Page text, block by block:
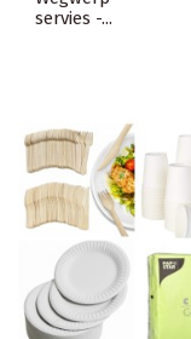
servies -...